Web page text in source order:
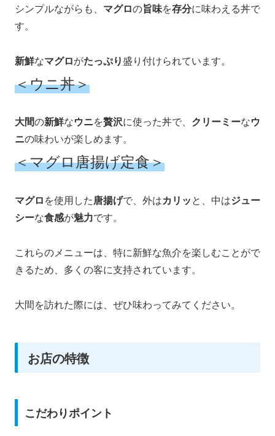
シンプルながらも、 マグロの旨味を存分に味わえる丼で
す。
新鮮なマグロがたっぷり盛り付けられています。
＜ウニ丼＞
大間の新鮮なウニを贅沢に使った丼で、 クリーミーなウ
ニの味わいが楽しめます。
＜マグロ唐揚げ定食＞
マグロを使用した唐揚げで、外はカリッと、中はジュー
シーな食感が魅力です。
これらのメニューは、特に新鮮な魚介を楽しむことがで
きるため、多くの客に支持されています。
大間を訪れた際には、ぜひ味わってみてください。
お店の特徴
こだわりポイント